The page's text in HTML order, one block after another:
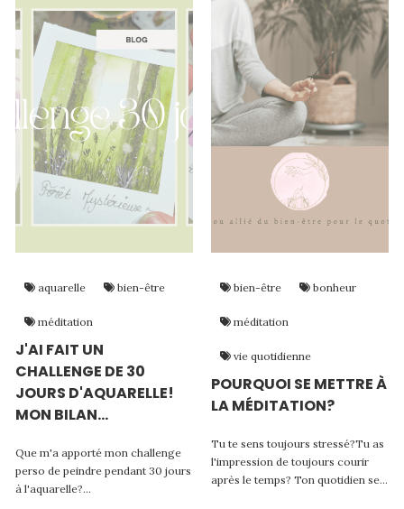
J'AI FAIT UN
CHALLENGE DE 30
JOURS D'AQUARELLE!
MON BILAN...
Que m'a apporté mon challenge
perso de peindre pendant 30 jours
à l'aquarelle?...
aquarelle bien-être
méditation
POURQUOI SE METTRE À
LA MÉDITATION?
Tu te sens toujours stressé?Tu as
l'impression de toujours courir
après le temps? Ton quotidien se
bien-être bonheur
méditation
vie quotidienne